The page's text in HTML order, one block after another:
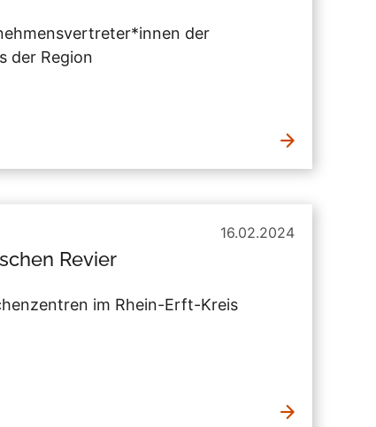
der
der Region
16.02.2024
Revier
im Rhein-Erft-Kreis